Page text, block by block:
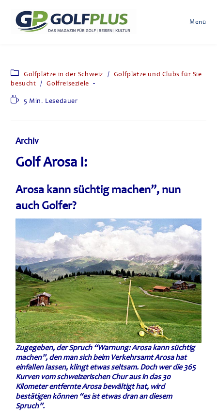
Menü
Golfplätze in der Schweiz / Golfplätze und Clubs für Sie
besucht / Golfreiseziele
5 Min. Lesedauer
Archiv
Golf Arosa I:
Arosa kann süchtig machen”, nun
auch Golfer?
Zugegeben, der Spruch “Warnung: Arosa kann süchtig
machen”, den man sich beim Verkehrsamt Arosa hat
einfallen lassen, klingt etwas seltsam. Doch wer die 365
Kurven vom schweizerischen Chur aus in das 30
Kilometer entfernte Arosa bewältigt hat, wird
bestätigen können “es ist etwas dran an diesem
Spruch”.